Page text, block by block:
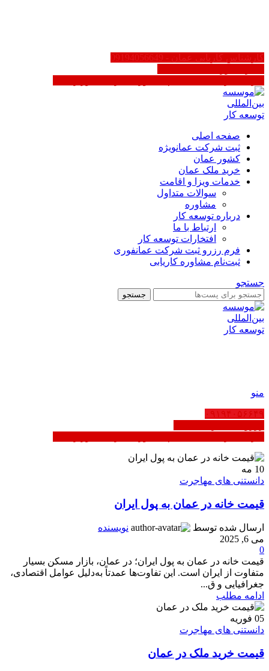
کارشناس کاریابی عمان - 09194056649
صفحه اصلی
ثبت شرکت عمانویژه
کشور عمان
خرید ملک عمان
خدمات ویزا و اقامت
سوالات متداول
مشاوره
درباره توسعه کار
ارتباط با ما
افتخارات توسعه کار
فرم رزرو ثبت شرکت عمانفوری
ثبت‌نام مشاوره کاریابی
جستجو
جستجو
منو
۰۹۱۹۴۰۵۶۶۴۹
10 مه
دانستنی های مهاجرت
قیمت خانه در عمان به پول ایران
ارسال شده توسط
نویسنده
می 6, 2025
0
قیمت خانه در عمان به پول ایران؛ در عمان، بازار مسکن بسیار
متفاوت از ایران است. این تفاوت‌ها عمدتاً به‌دلیل عوامل اقتصادی،
جغرافیایی و ق...
ادامه مطلب
05 فوریه
دانستنی های مهاجرت
قیمت خرید ملک در عمان